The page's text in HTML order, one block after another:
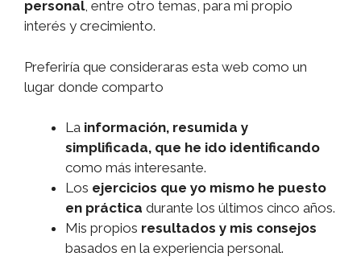
personal, entre otro temas, para mi propio
interés y crecimiento.
Preferiría que consideraras esta web como un
lugar donde comparto
La información, resumida y
simplificada, que he ido identificando
como más interesante.
Los ejercicios que yo mismo he puesto
en práctica durante los últimos cinco años.
Mis propios resultados y mis consejos
basados en la experiencia personal.